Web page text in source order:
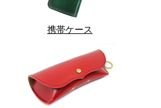
携帯ケース